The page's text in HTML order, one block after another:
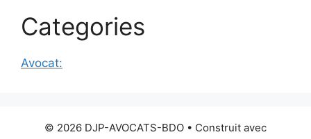
Categories
Avocat:
© 2026 DJP-AVOCATS-BDO • Construit avec